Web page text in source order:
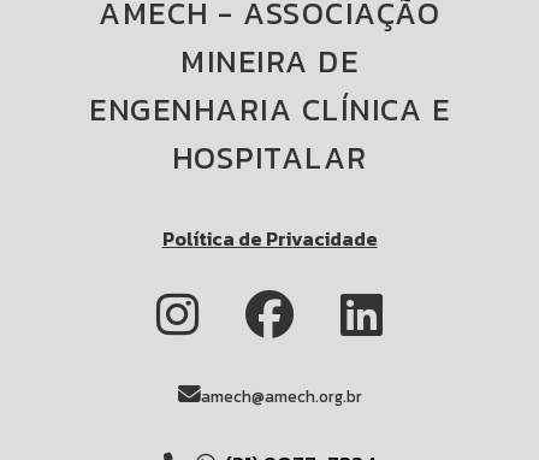
AMECH - ASSOCIAÇÃO
MINEIRA DE
ENGENHARIA CLÍNICA E
HOSPITALAR
Política de Privacidade
amech@amech.org.br